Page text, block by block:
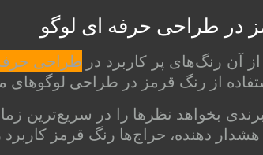
در طراحی حرفه‌ ای لوگو
آن رنگ‌های پر کاربرد در طراحی
از رنگ قرمز در طراحی
بخواهد نظرها را در سریع‌ترین
هشدار دهنده، حراج‌ها رنگ قرمز کاربرد